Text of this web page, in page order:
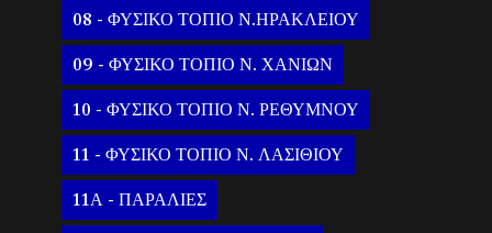
08 - ΦΥΣΙΚΟ ΤΟΠΙΟ Ν.ΗΡΑΚΛΕΙΟΥ
09 - ΦΥΣΙΚΟ ΤΟΠΙΟ Ν. ΧΑΝΙΩΝ
10 - ΦΥΣΙΚΟ ΤΟΠΙΟ Ν. ΡΕΘΥΜΝΟΥ
11 - ΦΥΣΙΚΟ ΤΟΠΙΟ Ν. ΛΑΣΙΘΙΟΥ
11Α - ΠΑΡΑΛΙΕΣ